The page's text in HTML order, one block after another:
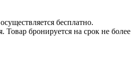
бесплатно.
Товар бронируется на срок не более